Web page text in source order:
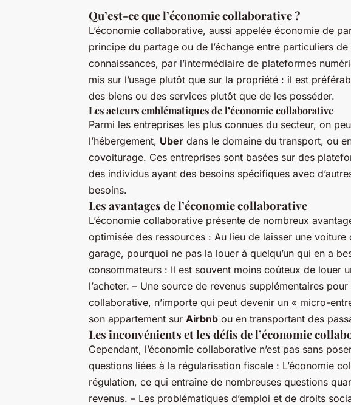
Qu’est-ce que l’économie collaborative ?
L’économie collaborative, aussi appelée économie de
principe du partage ou de l’échange entre particuliers
connaissances, par l’intermédiaire de plateformes
mis sur l’usage plutôt que sur la propriété : il est
des biens ou des services plutôt que de les posséder.
Les acteurs emblématiques de l’économie collaborative
Parmi les entreprises les plus connues du secteur, on
l’hébergement, Uber dans le domaine du transport, ou
covoiturage. Ces entreprises sont basées sur des
des individus ayant des besoins spécifiques avec
besoins.
Les avantages de l’économie collaborative
L’économie collaborative présente de nombreux
optimisée des ressources : Au lieu de laisser une voiture
garage, pourquoi ne pas la louer à quelqu’un qui en a
consommateurs : Il est souvent moins coûteux de louer
l’acheter. – Une source de revenus supplémentaires
collaborative, n’importe qui peut devenir un « micro-
son appartement sur Airbnb ou en transportant des
Les inconvénients et les défis de l’économie
Cependant, l’économie collaborative n’est pas sans
questions liées à la régularisation fiscale : L’économie
régulation, ce qui entraîne de nombreuses questions
revenus. – Les problématiques d’emploi et de droits